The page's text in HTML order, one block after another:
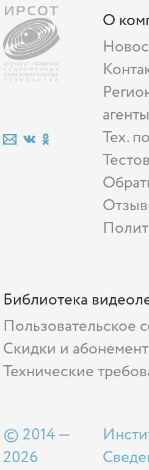
О
агенты
Тех.
Библиотека
Пользовательское
Скидки и
Технические
© 2014 —
2026